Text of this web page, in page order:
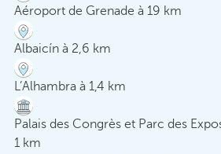
Aéroport de Grenade à 19 km
Albaicín à 2,6 km
L’Alhambra à 1,4 km
Palais des Congrès et Parc des
1 km